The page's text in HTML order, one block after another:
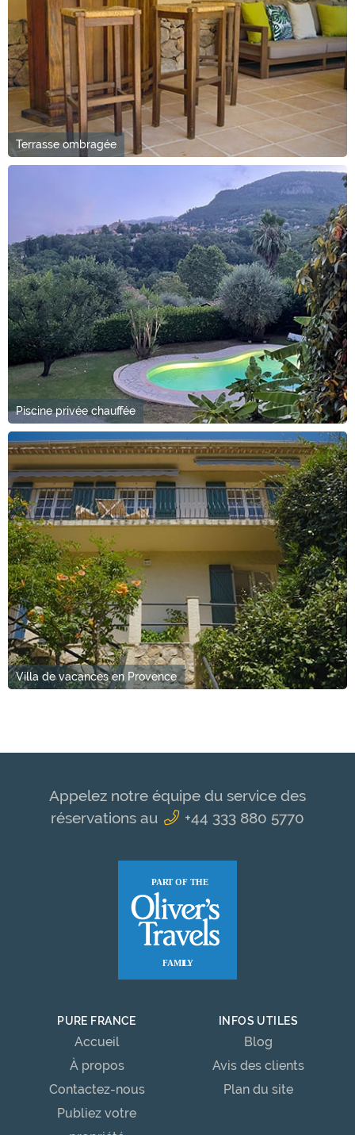
Terrasse ombragée
Piscine privée chauffée
Villa de vacances en Provence
Appelez notre équipe du service des
réservations au
+44 333 880 5770
PURE FRANCE
Accueil
À propos
Contactez-nous
Publiez votre
INFOS UTILES
Blog
Avis des clients
Plan du site